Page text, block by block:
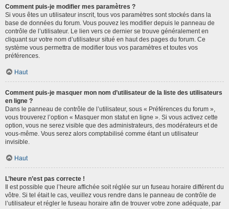
Comment puis-je modifier mes paramètres ?
Si vous êtes un utilisateur inscrit, tous vos paramètres sont stockés dans la
base de données du forum. Vous pouvez les modifier depuis le panneau de
contrôle de l’utilisateur. Le lien vers ce dernier se trouve généralement en
cliquant sur votre nom d’utilisateur situé en haut des pages du forum. Ce
système vous permettra de modifier tous vos paramètres et toutes vos
préférences.
Haut
Comment puis-je masquer mon nom d’utilisateur de la liste des utilisateurs
en ligne ?
Dans le panneau de contrôle de l’utilisateur, sous « Préférences du forum »,
vous trouverez l’option « Masquer mon statut en ligne ». Si vous activez cette
option, vous ne serez visible que des administrateurs, des modérateurs et de
vous-même. Vous serez alors comptabilisé comme étant un utilisateur
invisible.
Haut
L’heure n’est pas correcte !
Il est possible que l’heure affichée soit réglée sur un fuseau horaire différent du
vôtre. Si tel était le cas, veuillez vous rendre dans le panneau de contrôle de
l’utilisateur et régler le fuseau horaire afin de trouver votre zone adéquate, par